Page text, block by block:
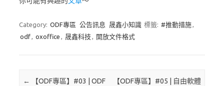
Category: ODF專區 公告訊息 晟鑫小知識 標籤: #推動措施,
odf, oxoffice , 晟鑫科技 , 開放文件格式
Post navigation
←
【ODF專區】#03 | ODF
【ODF專區】#05 | 自由軟體